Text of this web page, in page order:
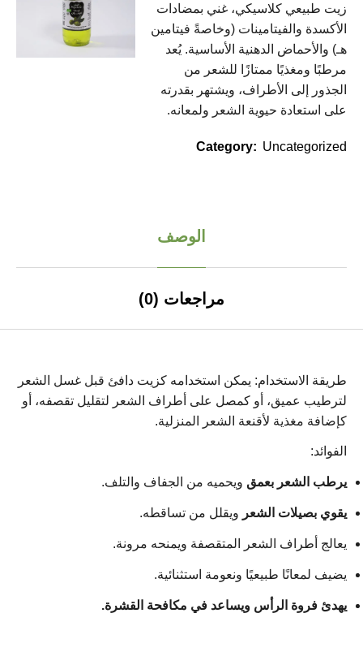
زيت طبيعي كلاسيكي، غني بمضادات
الأكسدة والفيتامينات (وخاصةً فيتامين
هـ) والأحماض الدهنية الأساسية. يُعد
مرطبًا ومغذيًا ممتازًا للشعر من
الجذور إلى الأطراف، ويشتهر بقدرته
على استعادة حيوية الشعر ولمعانه.
Category: Uncategorized
الوصف
مراجعات (0)
طريقة الاستخدام: يمكن استخدامه كزيت دافئ قبل غسل الشعر
لترطيب عميق، أو كمصل على أطراف الشعر لتقليل تقصفه، أو
كإضافة مغذية لأقنعة الشعر المنزلية.
الفوائد:
يرطب الشعر بعمق ويحميه من الجفاف والتلف.
يقوي بصيلات الشعر ويقلل من تساقطه.
يعالج أطراف الشعر المتقصفة ويمنحه مرونة.
يضيف لمعانًا طبيعيًا ونعومة استثنائية.
يهدئ فروة الرأس ويساعد في مكافحة القشرة.